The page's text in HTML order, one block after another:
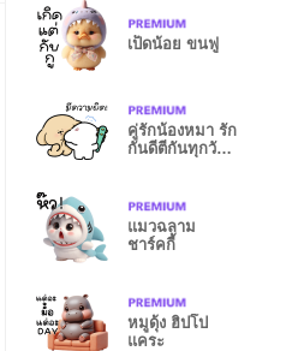
เป็ดน้อย ขนฟู
คู่รักน้องหมา รัก
กันดีตีกันทุกวัน
แมวฉลาม
ชาร์คกี้
หมูดุ้ง ฮิปโป
แคระ